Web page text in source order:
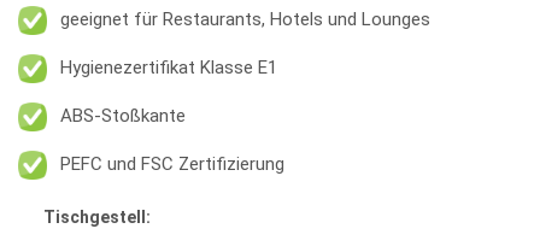
geeignet für Restaurants, Hotels und Lounges
Hygienezertifikat Klasse E1
ABS-Stoßkante
PEFC und FSC Zertifizierung
Tischgestell: